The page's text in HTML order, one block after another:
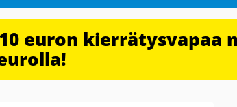
euron kierrätysvapaa